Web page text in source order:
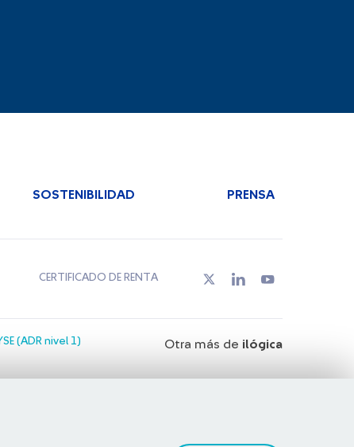
SOSTENIBILIDAD PRENSA
CERTIFICADO DE RENTA
(ADR nivel 1) Otra más de ilógica